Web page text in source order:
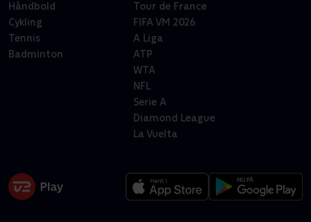
Håndbold
Cykling
Tennis
Badminton
Tour de France
FIFA VM 2026
A Liga
ATP
WTA
NFL
Serie A
Diamond League
La Vuelta